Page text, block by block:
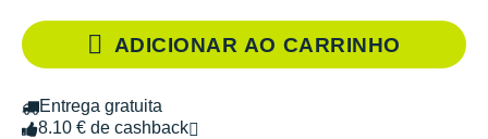
ADICIONAR AO CARRINHO
Entrega gratuita
8.10 € de cashback